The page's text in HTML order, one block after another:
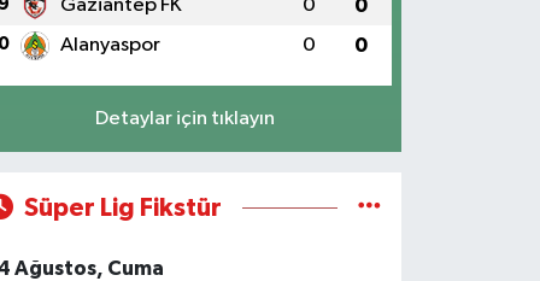
Gaziantep FK 0 0
Alanyaspor 0 0
Detaylar için tıklayın
Süper Lig Fikstür
Ağustos, Cuma